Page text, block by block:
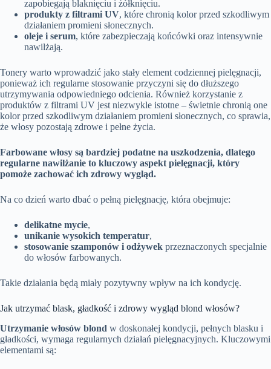
zapobiegają blaknięciu i żółknięciu.
produkty z filtrami UV, które chronią kolor przed szkodliwym
działaniem promieni słonecznych.
oleje i serum, które zabezpieczają końcówki oraz intensywnie
nawilżają.
Tonery warto wprowadzić jako stały element codziennej pielęgnacji,
ponieważ ich regularne stosowanie przyczyni się do dłuższego
utrzymywania odpowiedniego odcienia. Również korzystanie z
produktów z filtrami UV jest niezwykle istotne – świetnie chronią one
kolor przed szkodliwym działaniem promieni słonecznych, co sprawia,
że włosy pozostają zdrowe i pełne życia.
Farbowane włosy są bardziej podatne na uszkodzenia, dlatego
regularne nawilżanie to kluczowy aspekt pielęgnacji, który
pomoże zachować ich zdrowy wygląd.
Na co dzień warto dbać o pełną pielęgnację, która obejmuje:
delikatne mycie,
unikanie wysokich temperatur,
stosowanie szamponów i odżywek przeznaczonych specjalnie
do włosów farbowanych.
Takie działania będą miały pozytywny wpływ na ich kondycję.
Jak utrzymać blask, gładkość i zdrowy wygląd blond włosów?
Utrzymanie włosów blond w doskonałej kondycji, pełnych blasku i
gładkości, wymaga regularnych działań pielęgnacyjnych. Kluczowymi
elementami są: